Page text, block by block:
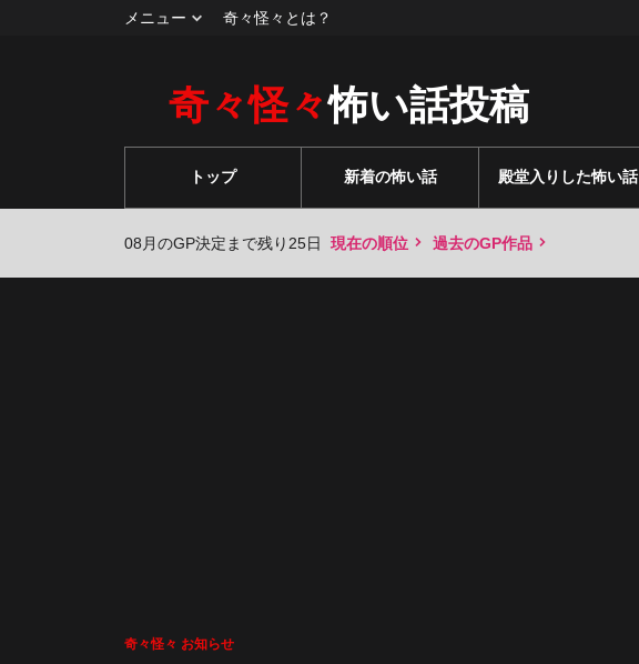
メニュー 奇々怪々とは？
奇々怪々怖い話投稿
トップ 新着の怖い話 殿堂入りした怖い話
08月のGP決定まで残り25日 現在の順位 過去のGP作品
奇々怪々 お知らせ